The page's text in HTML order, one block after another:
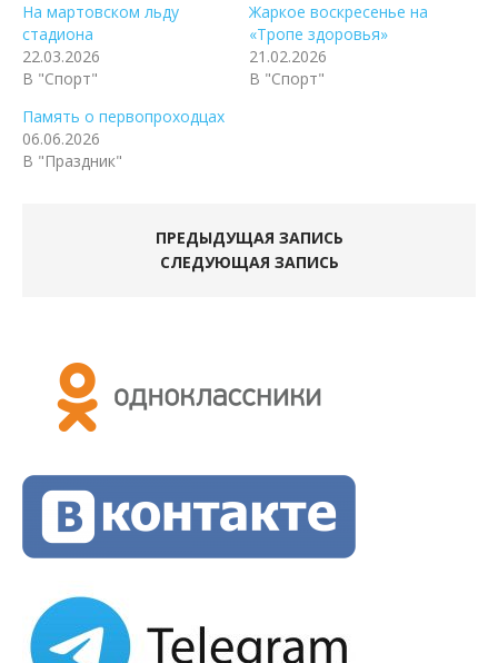
На мартовском льду
стадиона
22.03.2026
В "Спорт"
Жаркое воскресенье на
«Тропе здоровья»
21.02.2026
В "Спорт"
Память о первопроходцах
06.06.2026
В "Праздник"
ПРЕДЫДУЩАЯ ЗАПИСЬ
СЛЕДУЮЩАЯ ЗАПИСЬ